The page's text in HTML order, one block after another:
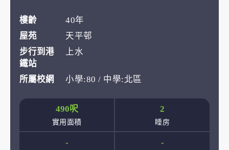
樓齡
40年
屋苑
天平邨
步行到港
鐵站
上水
所屬校網 小學:80 / 中學:北區
490呎
實用面積
2
睡房
- -